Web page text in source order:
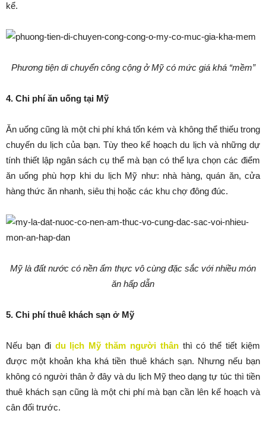
kể.
Phương tiện di chuyển công cộng ở Mỹ có mức giá khá “mềm”
4. Chi phí ăn uống tại Mỹ
Ăn uống cũng là một chi phí khá tốn kém và không thể thiếu trong
chuyến du lịch của bạn. Tùy theo kế hoạch du lịch và những dự
tính thiết lập ngân sách cụ thể mà bạn có thể lựa chọn các điểm
ăn uống phù hợp khi du lịch Mỹ như: nhà hàng, quán ăn, cửa
hàng thức ăn nhanh, siêu thị hoặc các khu chợ đông đúc.
Mỹ là đất nước có nền ẩm thực vô cùng đặc sắc với nhiều món
ăn hấp dẫn
5. Chi phí thuê khách sạn ở Mỹ
Nếu bạn đi du lịch Mỹ thăm người thânthì có thể tiết kiệm
được một khoản kha khá tiền thuê khách sạn. Nhưng nếu bạn
không có người thân ở đây và du lịch Mỹ theo dạng tự túc thì tiền
thuê khách sạn cũng là một chi phí mà bạn cần lên kế hoạch và
cân đối trước.